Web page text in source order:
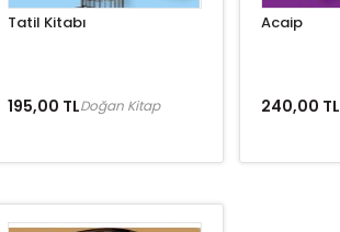
Tatil Kitabı
195,00 TLDoğan Kitap
Acaip
240,00 TL